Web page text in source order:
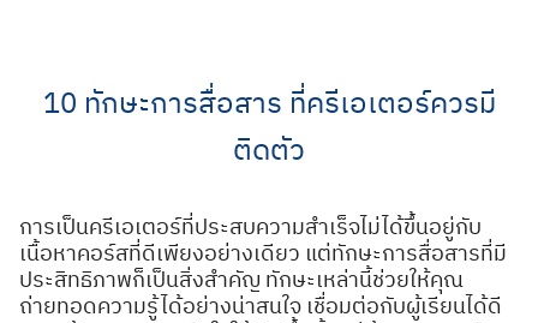
10 ทักษะการสื่อสาร ที่ครีเอเตอร์ควรมี
ติดตัว
การเป็นครีเอเตอร์ที่ประสบความสำเร็จไม่ได้ขึ้นอยู่กับ
เนื้อหาคอร์สที่ดีเพียงอย่างเดียว แต่ทักษะการสื่อสารที่มี
ประสิทธิภาพก็เป็นสิ่งสำคัญ ทักษะเหล่านี้ช่วยให้คุณ
ถ่ายทอดความรู้ได้อย่างน่าสนใจ เชื่อมต่อกับผู้เรียนได้ดี